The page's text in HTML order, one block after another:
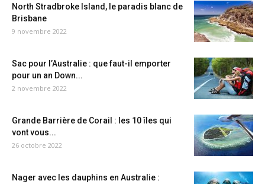
North Stradbroke Island, le paradis blanc de
Brisbane
9 novembre 2022
Sac pour l’Australie : que faut-il emporter
pour un an Down...
2 novembre 2022
Grande Barrière de Corail : les 10 îles qui
vont vous...
26 octobre 2022
Nager avec les dauphins en Australie :